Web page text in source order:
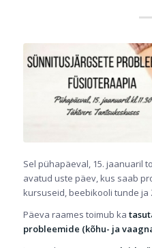
Sel pühapäeval, 15. jaanuaril
avatud uste päev, kus saab
kursuseid, beebikooli tunde ja
Päeva raames toimub ka
probleemide (kõhu- ja